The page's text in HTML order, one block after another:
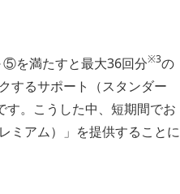
を満たすと最大36回分※3の
するサポート（スタンダー
す。こうした中、短期間でお
ミアム）」を提供することに